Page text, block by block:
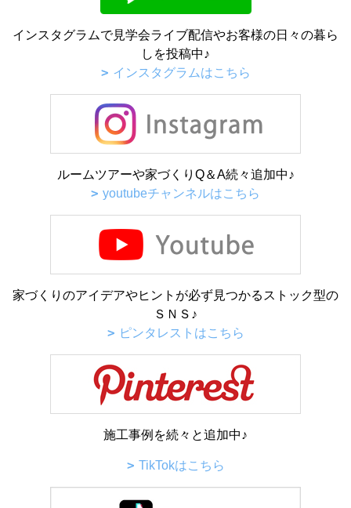
インスタグラムで見学会ライブ配信やお客様の日々の暮ら
しを投稿中♪
インスタグラムはこちら
ルームツアーや家づくりQ＆A続々追加中♪
youtubeチャンネルはこちら
家づくりのアイデアやヒントが必ず見つかるストック型の
ＳＮＳ♪
ピンタレストはこちら
施工事例を続々と追加中♪
TikTokはこちら